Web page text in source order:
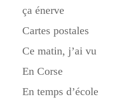
ça énerve
Cartes postales
Ce matin, j’ai vu
En Corse
En temps d’école